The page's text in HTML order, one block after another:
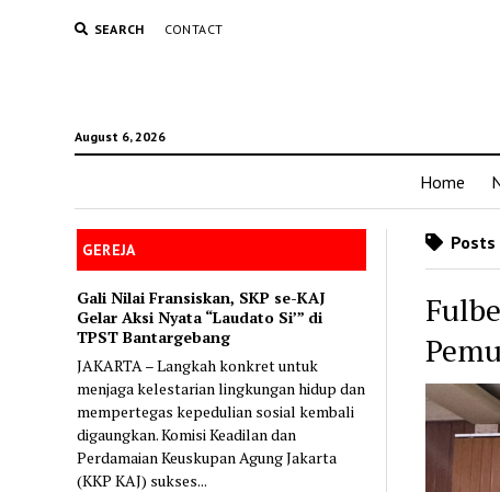
SEARCH CONTACT
August 6, 2026
Home
GEREJA
Gali Nilai Fransiskan, SKP se-KAJ
Gelar Aksi Nyata “Laudato Si’” di
TPST Bantargebang
JAKARTA – Langkah konkret untuk
menjaga kelestarian lingkungan hidup dan
mempertegas kepedulian sosial kembali
digaungkan. Komisi Keadilan dan
Perdamaian Keuskupan Agung Jakarta
(KKP KAJ) sukses...
Posts